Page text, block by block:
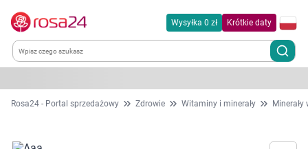
Wysyłka 0 zł Krótkie daty
Kategorie
Rosa24 - Portal sprzedażowy Zdrowie Witaminy i minerały